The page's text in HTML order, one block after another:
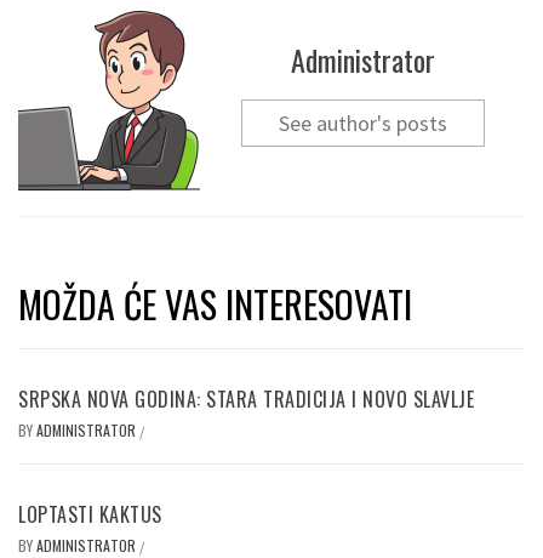
Administrator
See author's posts
MOŽDA ĆE VAS INTERESOVATI
SRPSKA NOVA GODINA: STARA TRADICIJA I NOVO SLAVLJE
BYADMINISTRATOR /
LOPTASTI KAKTUS
BYADMINISTRATOR /